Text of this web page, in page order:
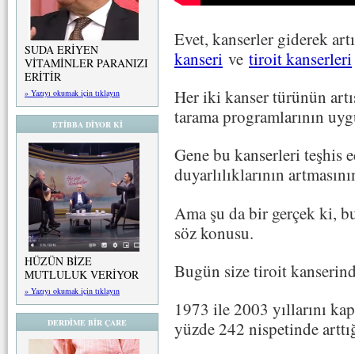
SUDA ERİYEN
VİTAMİNLER PARANIZI
ERİTİR
» Yazıyı okumak için tıklayın
ETİBBA DİYOR Kİ
HÜZÜN BİZE
MUTLULUK VERİYOR
» Yazıyı okumak için tıklayın
DERDİME BİR ÇARE
Evet, kanserler giderek
kanseri ve tiroit kanserleri
Her iki kanser türünün
tarama programlarının
Gene bu kanserleri teşhis
duyarlılıklarının
Ama şu da bir gerçek ki,
söz konusu.
Bugün size tiroit
1973 ile 2003 yıllarını
yüzde 242 nispetinde